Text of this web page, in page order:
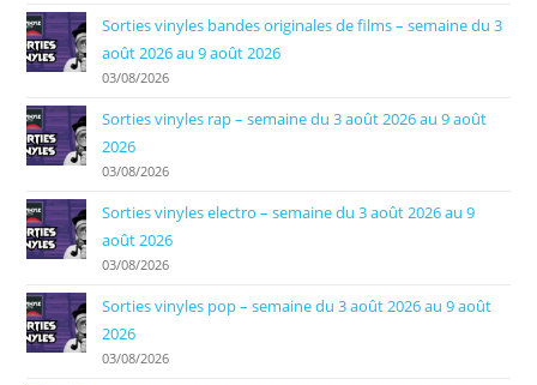
Sorties vinyles bandes originales de films – semaine du 3
août 2026 au 9 août 2026
03/08/2026
Sorties vinyles rap – semaine du 3 août 2026 au 9 août
2026
03/08/2026
Sorties vinyles electro – semaine du 3 août 2026 au 9
août 2026
03/08/2026
Sorties vinyles pop – semaine du 3 août 2026 au 9 août
2026
03/08/2026